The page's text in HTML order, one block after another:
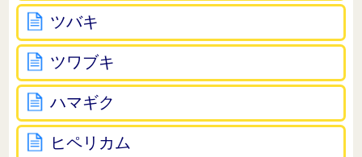
ツバキ
ツワブキ
ハマギク
ヒペリカム